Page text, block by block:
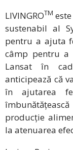
LIVINGROTM
sustenabil al
pentru a ajuta
câmp pentru a
Lansat în
anticipează că
în ajutarea
producție
la atenuarea